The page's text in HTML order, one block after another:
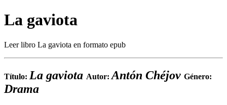
La gaviota
Leer libro La gaviota en formato epub
Título: La gaviota Autor: Antón Chéjov Género:
Drama